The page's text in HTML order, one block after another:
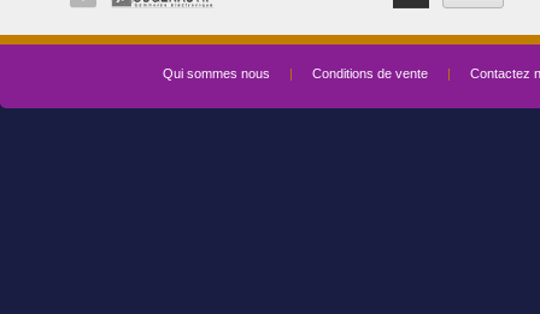
Qui sommes nous | Conditions de vente | Contactez